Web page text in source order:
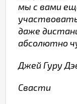
мы с вами
даже
абсолютно
Джей Гуру
Свасти